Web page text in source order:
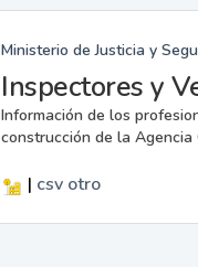
Ministerio de Justicia y
Inspectores y
Información de los
construcción de la
| csv otro